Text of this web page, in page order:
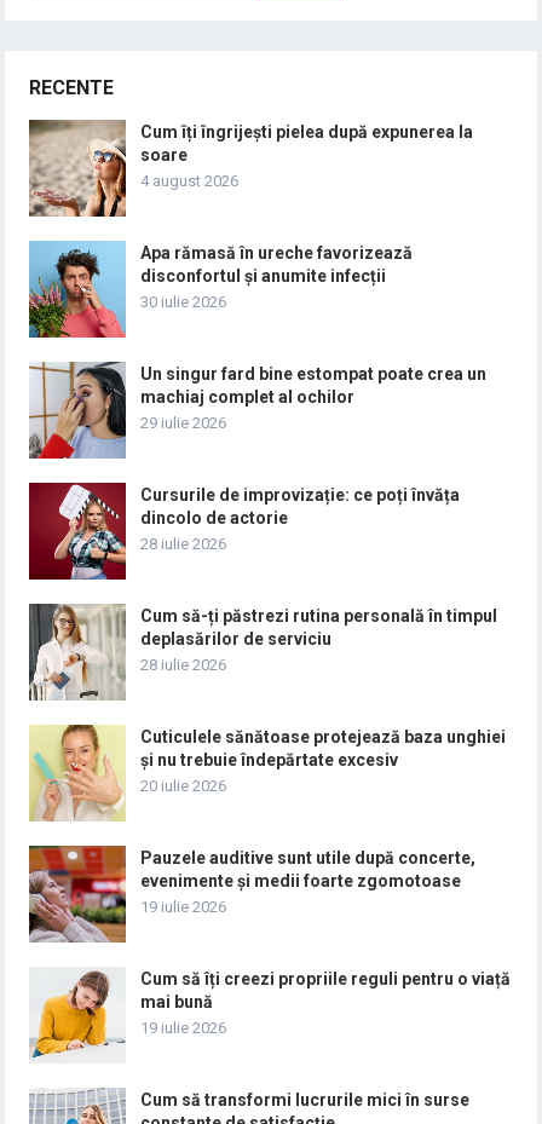
RECENTE
Cum îți îngrijești pielea după expunerea la
soare
4 august 2026
Apa rămasă în ureche favorizează
disconfortul și anumite infecții
30 iulie 2026
Un singur fard bine estompat poate crea un
machiaj complet al ochilor
29 iulie 2026
Cursurile de improvizație: ce poți învăța
dincolo de actorie
28 iulie 2026
Cum să-ți păstrezi rutina personală în timpul
deplasărilor de serviciu
28 iulie 2026
Cuticulele sănătoase protejează baza unghiei
și nu trebuie îndepărtate excesiv
20 iulie 2026
Pauzele auditive sunt utile după concerte,
evenimente și medii foarte zgomotoase
19 iulie 2026
Cum să îți creezi propriile reguli pentru o viață
mai bună
19 iulie 2026
Cum să transformi lucrurile mici în surse